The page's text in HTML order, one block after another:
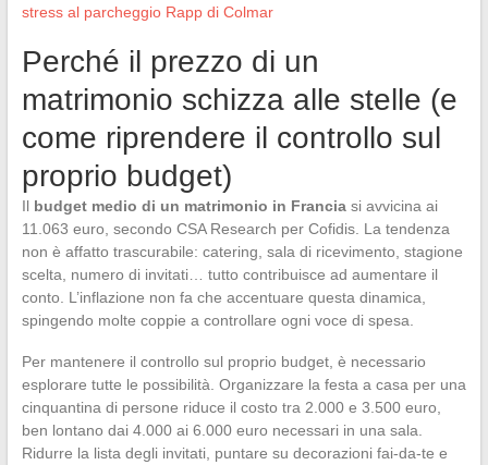
stress al parcheggio Rapp di Colmar
Perché il prezzo di un
matrimonio schizza alle stelle (e
come riprendere il controllo sul
proprio budget)
Il budget medio di un matrimonio in Franciasi avvicina ai
11.063 euro, secondo CSA Research per Cofidis. La tendenza
non è affatto trascurabile: catering, sala di ricevimento, stagione
scelta, numero di invitati… tutto contribuisce ad aumentare il
conto. L’inflazione non fa che accentuare questa dinamica,
spingendo molte coppie a controllare ogni voce di spesa.
Per mantenere il controllo sul proprio budget, è necessario
esplorare tutte le possibilità. Organizzare la festa a casa per una
cinquantina di persone riduce il costo tra 2.000 e 3.500 euro,
ben lontano dai 4.000 ai 6.000 euro necessari in una sala.
Ridurre la lista degli invitati, puntare su decorazioni fai-da-te e